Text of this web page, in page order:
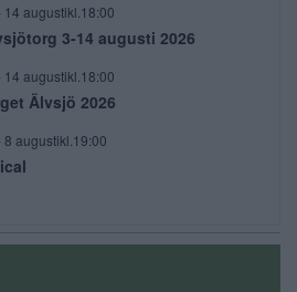
14 augustikl.18:00
3-14 augusti 2026
14 augustikl.18:00
Älvsjö 2026
8 augustikl.19:00